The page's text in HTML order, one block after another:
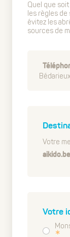
Quel que
les règles
évitez les
sources de
Votre
Votre